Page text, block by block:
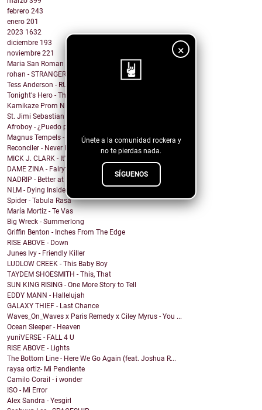
×
Únete a la comunidad rockera y
no te pierdas nada.
SÍGUENOS
febrero 243
enero 201
2023 1632
diciembre 193
noviembre 221
Maria San Roman - DRUNK IN LUV
rohan - STRANGER ARMS
Tess Anderson - RUN
Tonight's Hero - There's Something In My Eggnog
Kamikaze Prom Night - I Have a Thing for Redheads
St. Jimi Sebastian Cricket Club - Golden Parachuter
Afroboy - ¿Puedo parar un instante?
Magnus Tempels - Deep Feelings
Reconciler - Never Fade Away
MICK J. CLARK - It's Getting Near Christmas.
DAME ZINA - Fairytales
NADRIP - Better at Goodbye
NLM - Dying Inside (Without You)
Spider - Tabula Rasa
María Mortiz - Te Vas
Big Wreck - Summerlong
Griffin Benton - Inches From The Edge
RISE ABOVE - Down
Junes Ivy - Friendly Killer
LUDLOW CREEK - This Baby Boy
TAYDEM SHOESMITH - This, That
SUN KING RISING - One More Story to Tell
EDDY MANN - Hallelujah
GALAXY THIEF - Last Chance
Waves_On_Waves x Paris Remedy x Ciley Myrus - You ...
Ocean Sleeper - Heaven
yuniVERSE - FALL 4 U
RISE ABOVE - Lights
The Bottom Line - Here We Go Again (feat. Joshua R...
raysa ortiz- Mi Pendiente
Camilo Corail - i wonder
ISO - Mi Error
Alex Sandra - Yesgirl